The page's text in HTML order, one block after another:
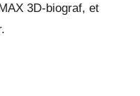
3D-biograf, et